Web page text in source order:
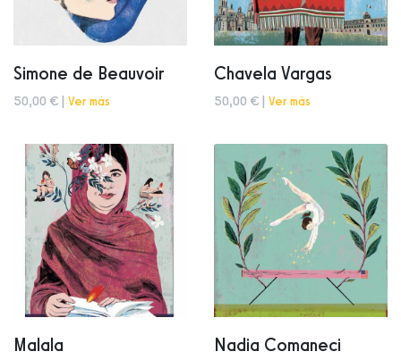
Simone de Beauvoir
50,00 € | Ver más
Chavela Vargas
50,00 € | Ver más
Malala Nadia Comaneci